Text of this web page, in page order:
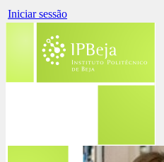
Iniciar sessão